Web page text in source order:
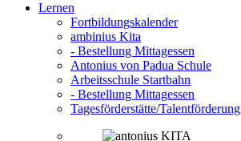
Lernen
Fortbildungskalender
ambinius Kita
- Bestellung Mittagessen
Antonius von Padua Schule
Arbeitsschule Startbahn
- Bestellung Mittagessen
Tagesförderstätte/Talentförderung